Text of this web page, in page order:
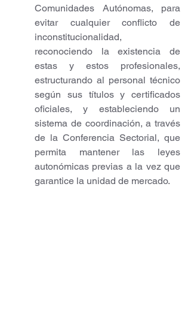
Comunidades Autónomas, para
evitar cualquier conflicto de
inconstitucionalidad,
reconociendo la existencia de
estas y estos profesionales,
estructurando al personal técnico
según sus títulos y certificados
oficiales, y estableciendo un
sistema de coordinación, a través
de la Conferencia Sectorial, que
permita mantener las leyes
autonómicas previas a la vez que
garantice la unidad de mercado.